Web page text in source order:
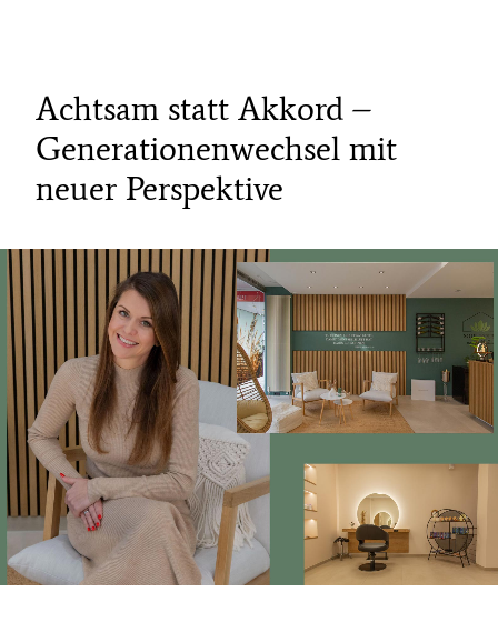
Achtsam statt Akkord –
Generationenwechsel mit
neuer Perspektive